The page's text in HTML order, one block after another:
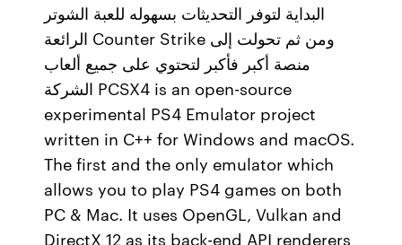
البداية لتوفر التحديثات بسهوله للعبة الشوتر
الرائعة Counter Strike ومن ثم تحولت إلى
منصة أكبر فأكبر لتحتوي على جميع ألعاب
الشركة PCSX4 is an open-source
experimental PS4 Emulator project
written in C++ for Windows and macOS.
The first and the only emulator which
allows you to play PS4 games on both
PC & Mac. It uses OpenGL, Vulkan and
DirectX 12 as its back-end API renderers